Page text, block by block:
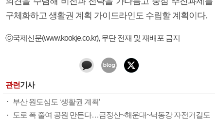
구체화하고 생활권 계획 가이드라인도 수립할 계획이다.
ⓒ국제신문(www.kookje.co.kr), 무단 전재 및 재배포 금지
관련기사
부산 원도심도 ‘생활권 계획’
도로 폭 줄여 공원 만든다…금정산~해운대~낙동강 자전거길도